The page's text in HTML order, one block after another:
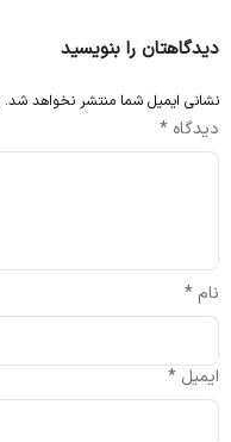
دیدگاهتان را بنویسید
نشانی ایمیل شما منتشر نخواهد شد.
دیدگاه *
نام *
ایمیل *